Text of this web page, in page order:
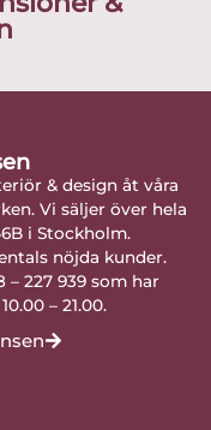
& design åt våra
Vi säljer över hela
i Stockholm.
nöjda kunder.
227 939 som har
– 21.00.